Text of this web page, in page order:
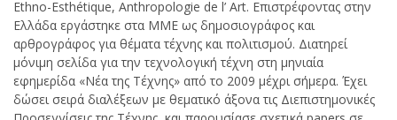
Ethno-Esthétique, Anthropologie de l’ Art. Επιστρέφοντας στην
Ελλάδα εργάστηκε στα ΜΜΕ ως δημοσιογράφος και
αρθρογράφος για θέματα τέχνης και πολιτισμού. Διατηρεί
μόνιμη σελίδα για την τεχνολογική τέχνη στη μηνιαία
εφημερίδα «Νέα της Τέχνης» από το 2009 μέχρι σήμερα. Έχει
δώσει σειρά διαλέξεων με θεματικό άξονα τις Διεπιστημονικές